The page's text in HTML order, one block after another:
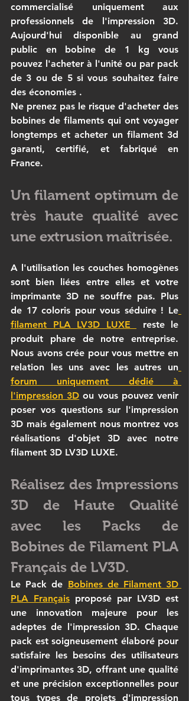
commercialisé uniquement aux
professionnels de l'impression 3D.
Aujourd'hui disponible au grand
public en bobine de 1 kg vous
pouvez l'acheter à l'unité ou par pack
de 3 ou de 5 si vous souhaitez faire
des économies .
Ne prenez pas le risque d'acheter des
bobines de filaments qui ont voyager
longtemps et acheter un filament 3d
garanti, certifié, et fabriqué en
France.
Un filament optimum de
très haute qualité avec
une extrusion maîtrisée.
A l'utilisation les couches homogènes
sont bien liées entre elles et votre
imprimante 3D ne souffre pas. Plus
de 17 coloris pour vous séduire ! Le
filament PLA LV3D LUXE
reste le
produit phare de notre entreprise.
Nous avons crée pour vous mettre en
relation les uns avec les autres un
forum uniquement dédié à
l'impression 3D ou vous pouvez venir
poser vos questions sur l'impression
3D mais également nous montrez vos
réalisations d'objet 3D avec notre
filament 3D LV3D LUXE.
Réalisez des Impressions
3D de Haute Qualité
avec les Packs de
Bobines de Filament PLA
Français de LV3D.
Le Pack de Bobines de Filament 3D
PLA Français proposé par LV3D est
une innovation majeure pour les
adeptes de l'impression 3D. Chaque
pack est soigneusement élaboré pour
satisfaire les besoins des utilisateurs
d'imprimantes 3D, offrant une qualité
et une précision exceptionnelles pour
tous types de projets d'impression